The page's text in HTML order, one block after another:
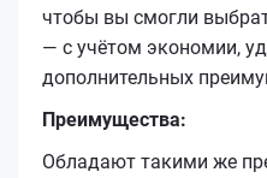
чтобы вы смогли
— с учётом экономии,
дополнительных
Преимущества:
Обладают такими же